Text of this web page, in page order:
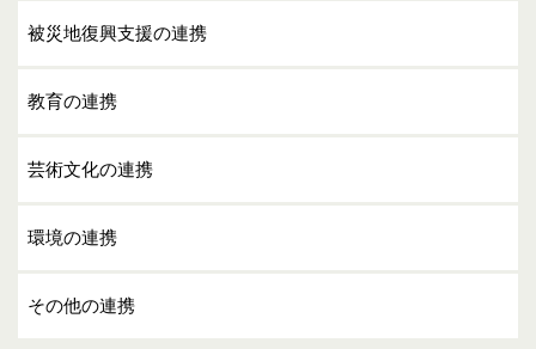
被災地復興支援の連携
教育の連携
芸術文化の連携
環境の連携
その他の連携